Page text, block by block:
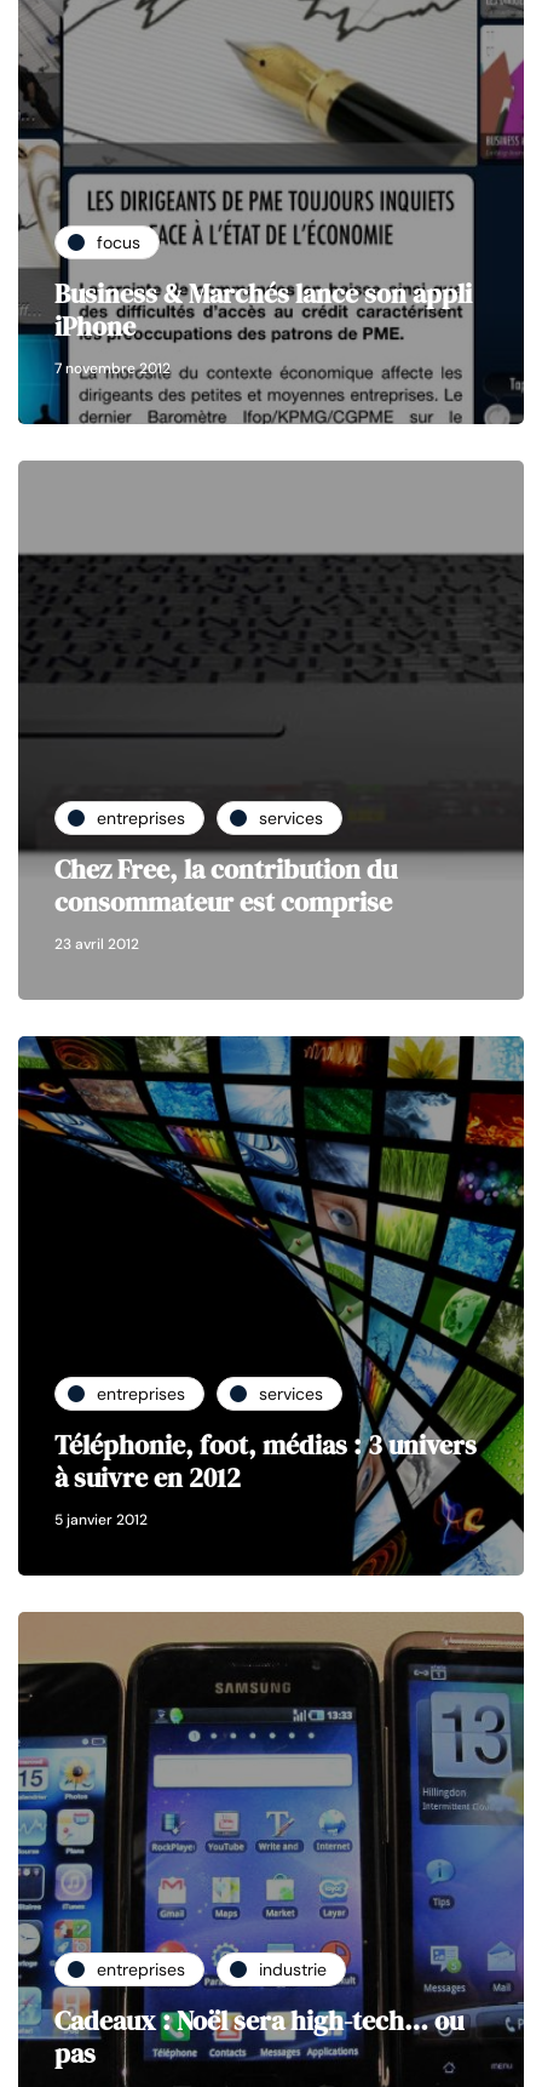
focus
Business & Marchés lance son appli
iPhone
7 novembre 2012
entreprises services
Chez Free, la contribution du
consommateur est comprise
23 avril 2012
entreprises services
Téléphonie, foot, médias : 3 univers
à suivre en 2012
5 janvier 2012
entreprises industrie
Cadeaux : Noël sera high-tech… ou
pas